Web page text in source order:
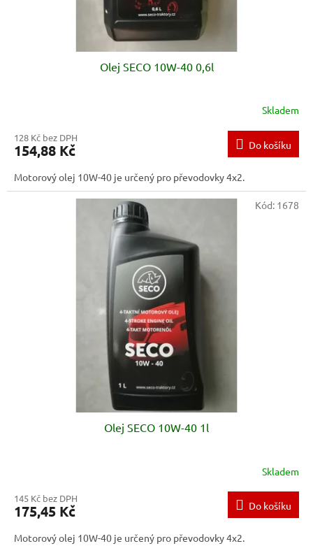
Olej SECO 10W-40 0,6l
Skladem
128 Kč bez DPH
154,88 Kč Do košíku
Motorový olej 10W-40 je určený pro převodovky 4x2.
Olej SECO 10W-40 1l
Skladem
145 Kč bez DPH
175,45 Kč Do košíku
Motorový olej 10W-40 je určený pro převodovky 4x2.
Kód: 1678